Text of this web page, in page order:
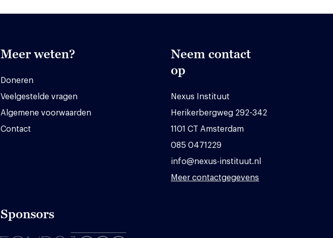
Meer weten?
Doneren
Veelgestelde vragen
Algemene voorwaarden
Contact
Neem contact
op
Nexus Instituut
Herikerbergweg 292-342
1101 CT Amsterdam
085 0471229
info@nexus-instituut.nl
Meer contactgegevens
Sponsors